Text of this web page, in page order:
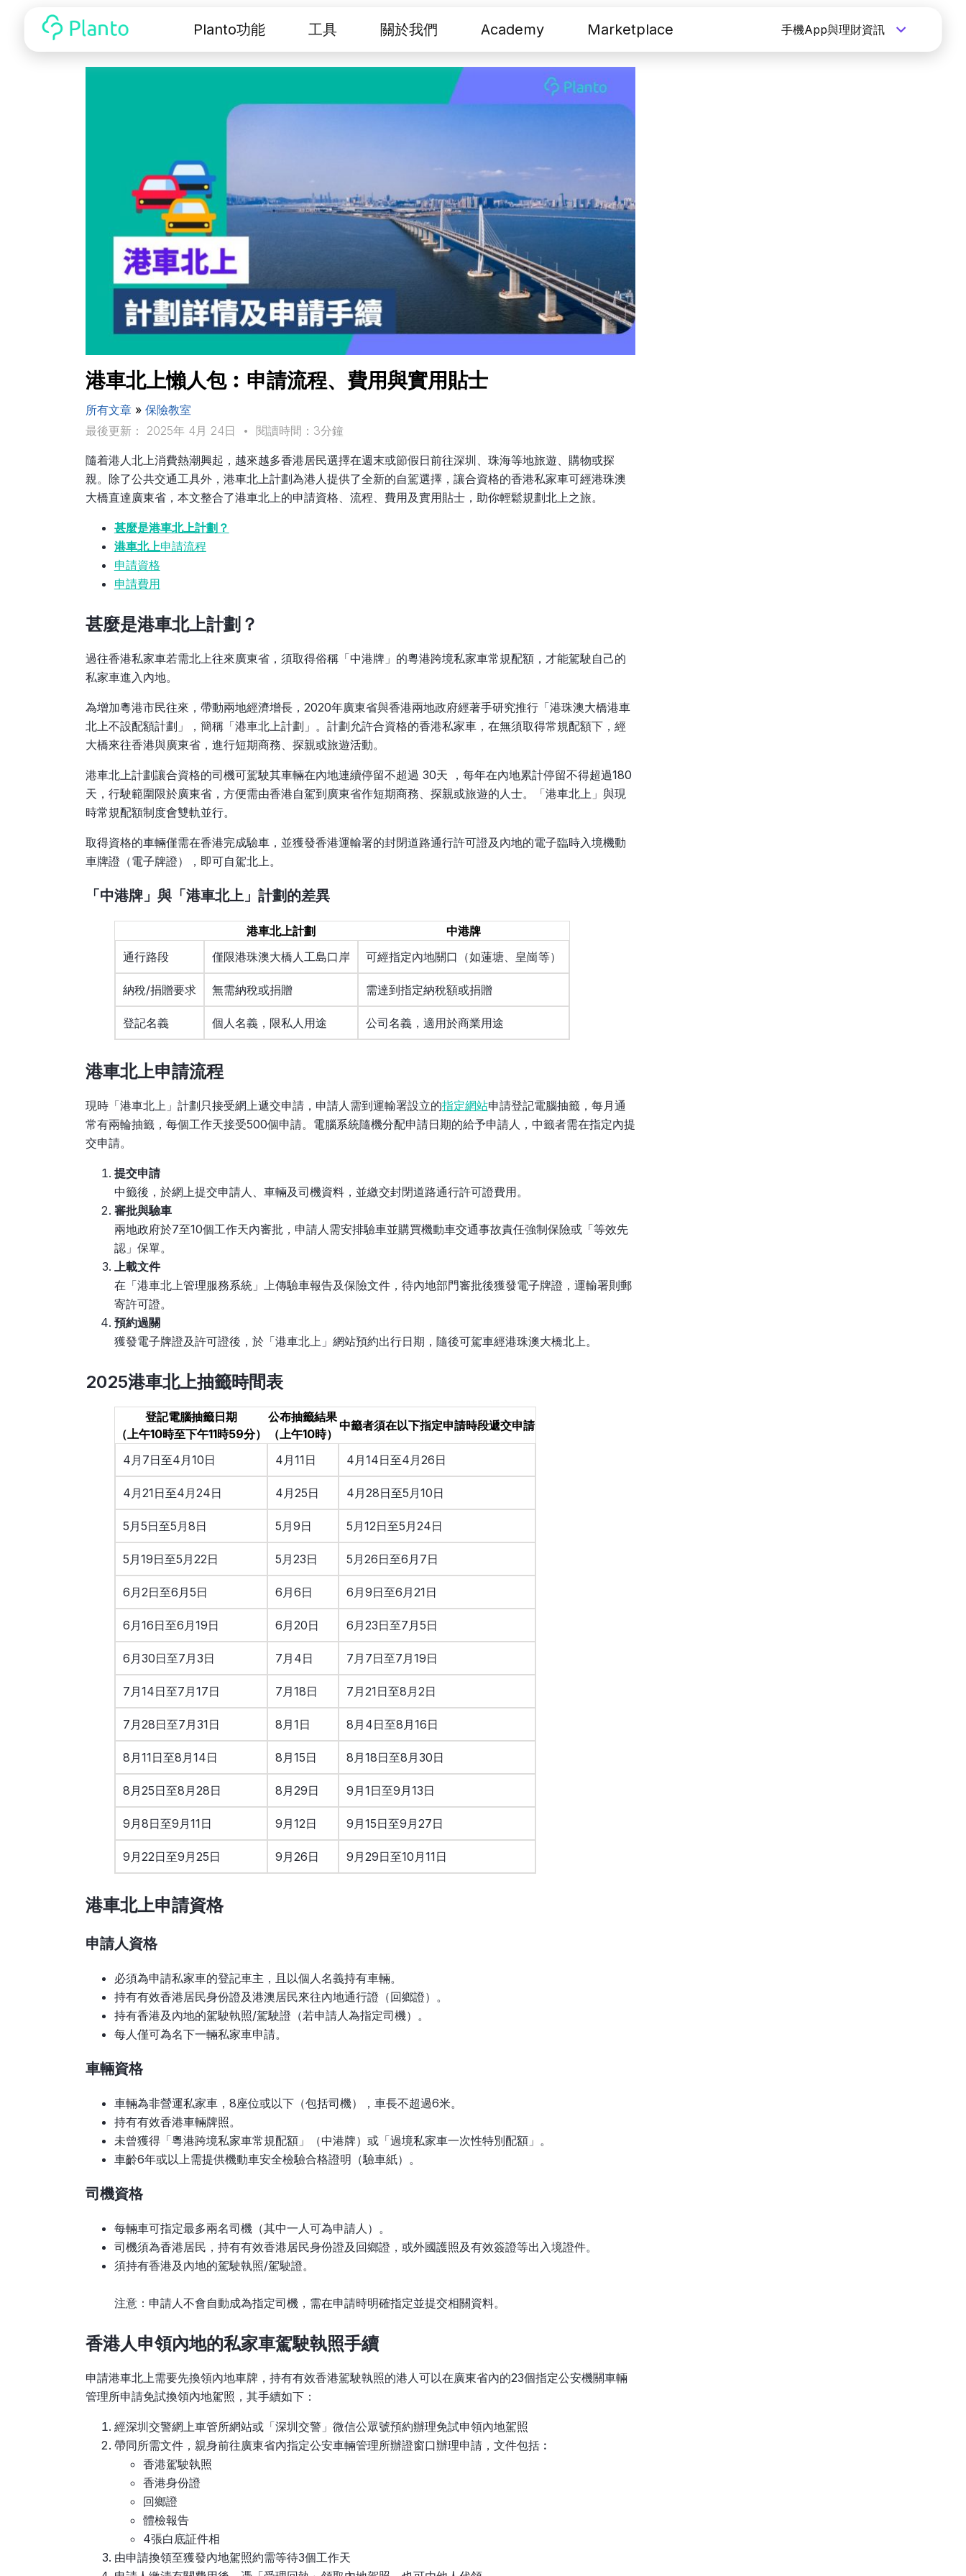
Planto功能 工具 關於我們 Academy Marketplace 手機App與理財資訊
港車北上懶人包︰申請流程、費用與實用貼士
所有文章» 保險教室
最後更新： 2025年 4月 24日
• 閱讀時間：3分鐘
隨着港人北上消費熱潮興起，越來越多香港居民選擇在週末或節假日前往深圳、珠海等地旅遊、購物或探
親。除了公共交通工具外，港車北上計劃為港人提供了全新的自駕選擇，讓合資格的香港私家車可經港珠澳
大橋直達廣東省，本文整合了港車北上的申請資格、流程、費用及實用貼士，助你輕鬆規劃北上之旅。
甚麼是港車北上計劃？
港車北上申請流程
申請資格
申請費用
甚麼是港車北上計劃？
過往香港私家車若需北上往來廣東省，須取得俗稱「中港牌」的粵港跨境私家車常規配額，才能駕駛自己的
私家車進入內地。
為增加粵港市民往來，帶動兩地經濟增長，2020年廣東省與香港兩地政府經著手研究推行「港珠澳大橋港車
北上不設配額計劃」，簡稱「港車北上計劃」。計劃允許合資格的香港私家車，在無須取得常規配額下，經
大橋來往香港與廣東省，進行短期商務、探親或旅遊活動。
港車北上計劃讓合資格的司機可駕駛其車輛在內地連續停留不超過 30天 ，每年在內地累計停留不得超過180
天，行駛範圍限於廣東省，方便需由香港自駕到廣東省作短期商務、探親或旅遊的人士。「港車北上」與現
時常規配額制度會雙軌並行。
取得資格的車輛僅需在香港完成驗車，並獲發香港運輸署的封閉道路通行許可證及內地的電子臨時入境機動
車牌證（電子牌證），即可自駕北上。
「中港牌」與「港車北上」計劃的差異
港車北上計劃
中港牌
通行路段
僅限港珠澳大橋人工島口岸 可經指定內地關口（如蓮塘、皇崗等）
納稅/捐贈要求 無需納稅或捐贈 需達到指定納稅額或捐贈
登記名義 個人名義，限私人用途 公司名義，適用於商業用途
港車北上申請流程
現時「港車北上」計劃只接受網上遞交申請，申請人需到運輸署設立的指定網站申請登記電腦抽籤，每月通
常有兩輪抽籤，每個工作天接受500個申請。電腦系統隨機分配申請日期的給予申請人，中籤者需在指定內提
交申請。
提交申請
中籤後，於網上提交申請人、車輛及司機資料，並繳交封閉道路通行許可證費用。
審批與驗車
兩地政府於7至10個工作天內審批，申請人需安排驗車並購買機動車交通事故責任強制保險或「等效先
認」保單。
上載文件
在「港車北上管理服務系統」上傳驗車報告及保險文件，待內地部門審批後獲發電子牌證，運輸署則郵
寄許可證。
預約過關
獲發電子牌證及許可證後，於「港車北上」網站預約出行日期，隨後可駕車經港珠澳大橋北上。
2025港車北上抽籤時間表
登記電腦抽籤日期
（上午10時至下午11時59分）
公布抽籤結果
（上午10時）
中籤者須在以下指定申請時段遞交申請
4月7日至4月10日 4月11日 4月14日至4月26日
4月21日至4月24日 4月25日 4月28日至5月10日
5月5日至5月8日 5月9日 5月12日至5月24日
5月19日至5月22日 5月23日 5月26日至6月7日
6月2日至6月5日 6月6日 6月9日至6月21日
6月16日至6月19日 6月20日 6月23日至7月5日
6月30日至7月3日 7月4日 7月7日至7月19日
7月14日至7月17日 7月18日 7月21日至8月2日
7月28日至7月31日 8月1日 8月4日至8月16日
8月11日至8月14日 8月15日 8月18日至8月30日
8月25日至8月28日 8月29日 9月1日至9月13日
9月8日至9月11日 9月12日 9月15日至9月27日
9月22日至9月25日 9月26日 9月29日至10月11日
港車北上申請資格
申請人資格
必須為申請私家車的登記車主，且以個人名義持有車輛。
持有有效香港居民身份證及港澳居民來往內地通行證（回鄉證）。
持有香港及內地的駕駛執照/駕駛證（若申請人為指定司機）。
每人僅可為名下一輛私家車申請。
車輛資格
車輛為非營運私家車，8座位或以下（包括司機），車長不超過6米。
持有有效香港車輛牌照。
未曾獲得「粵港跨境私家車常規配額」（中港牌）或「過境私家車一次性特別配額」。
車齡6年或以上需提供機動車安全檢驗合格證明（驗車紙）。
司機資格
每輛車可指定最多兩名司機（其中一人可為申請人）。
司機須為香港居民，持有有效香港居民身份證及回鄉證，或外國護照及有效簽證等出入境證件。
須持有香港及內地的駕駛執照/駕駛證。
注意：申請人不會自動成為指定司機，需在申請時明確指定並提交相關資料。
香港人申領內地的私家車駕駛執照手續
申請港車北上需要先換領內地車牌，持有有效香港駕駛執照的港人可以在廣東省內的23個指定公安機關車輛
管理所申請免試換領內地駕照，其手續如下：
經深圳交警網上車管所網站或「深圳交警」微信公眾號預約辦理免試申領內地駕照
帶同所需文件，親身前往廣東省內指定公安車輛管理所辦證窗口辦理申請，文件包括︰
香港駕駛執照
香港身份證
回鄉證
體檢報告
4張白底証件相
由申請換領至獲發內地駕照約需等待3個工作天